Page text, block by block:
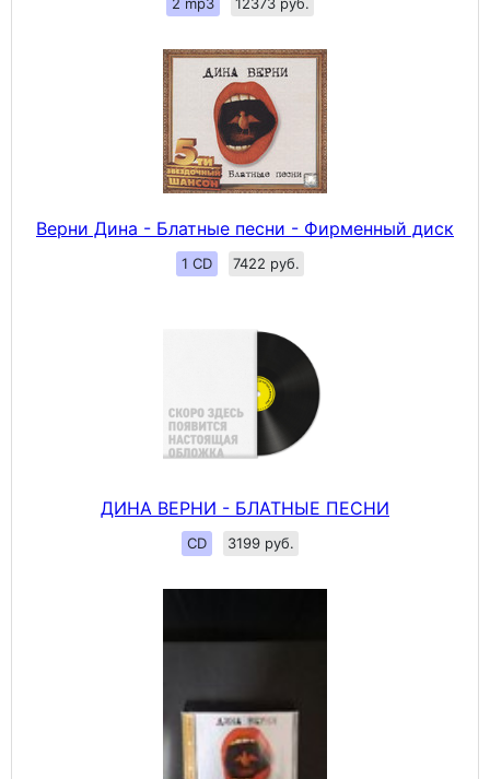
2 mp3 12373 руб.
Верни Дина - Блатные песни - Фирменный диск
1 CD 7422 руб.
ДИНА ВЕРНИ - БЛАТНЫЕ ПЕСНИ
CD 3199 руб.